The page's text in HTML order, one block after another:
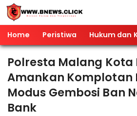
Home Peristiwa Hukum dan
Polresta Malang Kota
Amankan Komplotan
Modus Gembosi Ban
Bank